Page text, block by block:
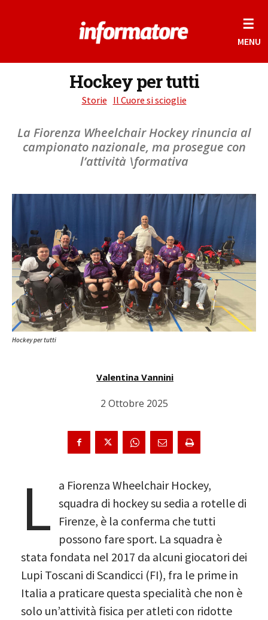
☰
MENU
Hockey per tutti
Storie Il Cuore si scioglie
La Fiorenza Wheelchair Hockey rinuncia al
campionato nazionale, ma prosegue con
l’attività \formativa
Hockey per tutti
Valentina Vannini
2 Ottobre 2025
L a Fiorenza Wheelchair Hockey,
squadra di hockey su sedia a rotelle di
Firenze, è la conferma che tutti
possono fare sport. La squadra è
stata fondata nel 2017 da alcuni giocatori dei
Lupi Toscani di Scandicci (FI), fra le prime in
Italia a praticare questa specialità che non è
solo un’attività fisica per atleti con ridotte